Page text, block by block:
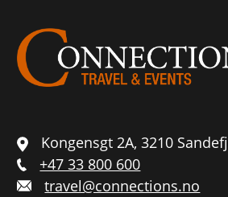
Kongensgt 2A, 3210
+47 33 800 600
travel@connections.no